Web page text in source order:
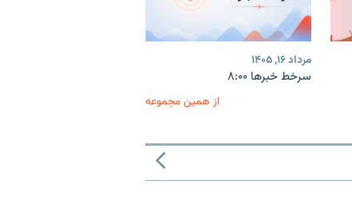
مرداد ۱۶, ۱۴۰۵
سرخط خبرها ۸:۰۰
از همین مجموعه